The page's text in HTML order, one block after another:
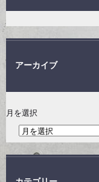
アーカイブ
月を選択